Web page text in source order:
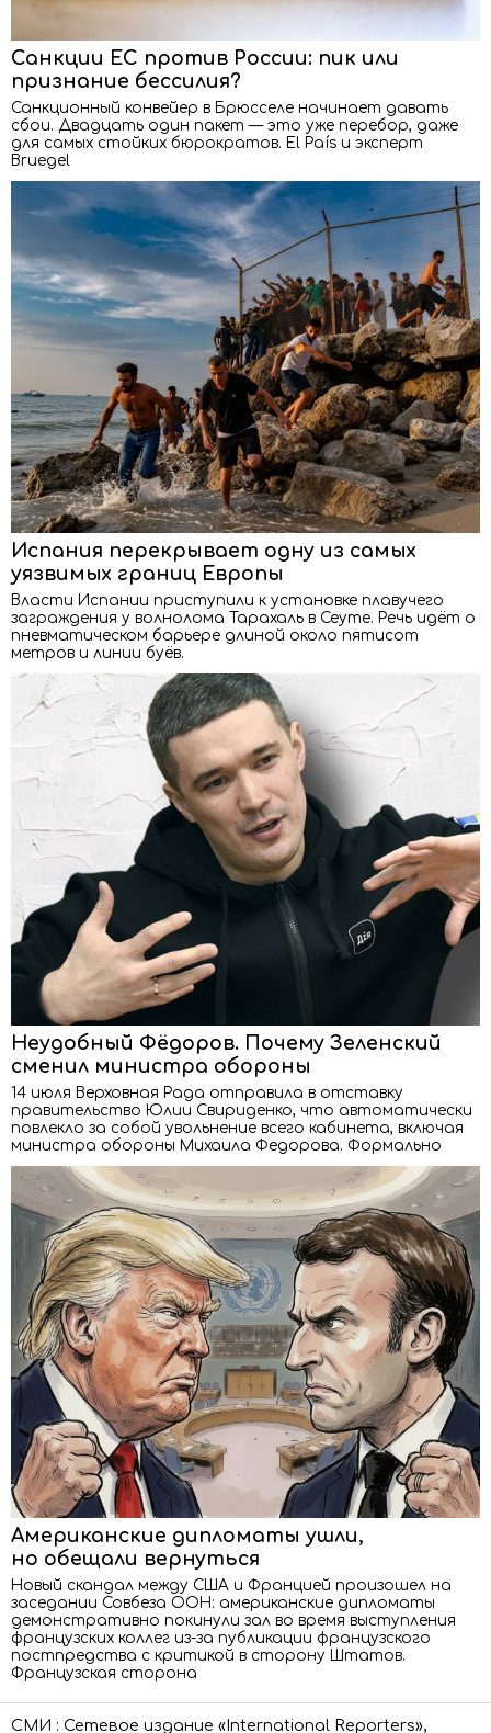
Санкции ЕС против России: пик или
признание бессилия?
Санкционный конвейер в Брюсселе начинает давать
сбои. Двадцать один пакет — это уже перебор, даже
для самых стойких бюрократов. El País и эксперт
Bruegel
Испания перекрывает одну из самых
уязвимых границ Европы
Власти Испании приступили к установке плавучего
заграждения у волнолома Тарахаль в Сеуте. Речь идёт о
пневматическом барьере длиной около пятисот
метров и линии буёв.
Неудобный Фёдоров. Почему Зеленский
сменил министра обороны
14 июля Верховная Рада отправила в отставку
правительство Юлии Свириденко, что автоматически
повлекло за собой увольнение всего кабинета, включая
министра обороны Михаила Федорова. Формально
Американские дипломаты ушли,
но обещали вернуться
Новый скандал между США и Францией произошел на
заседании Совбеза ООН: американские дипломаты
демонстративно покинули зал во время выступления
французских коллег из-за публикации французского
постпредства с критикой в сторону Штатов.
Французская сторона
СМИ : Сетевое издание «International Reporters»,